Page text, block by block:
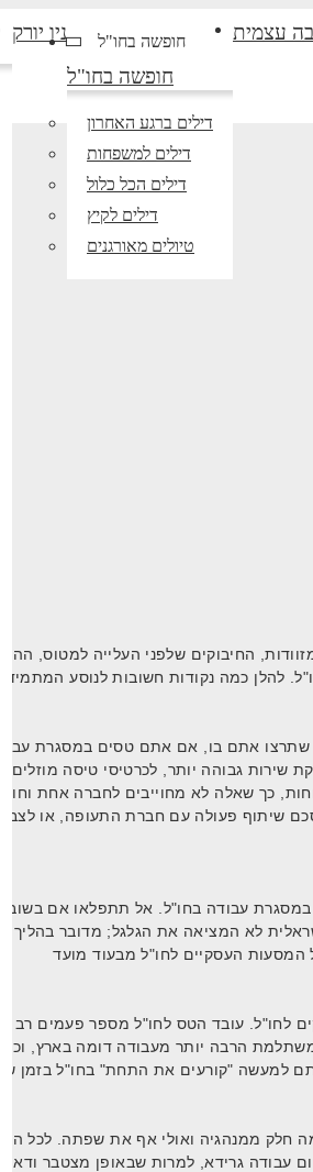
ניו יורק חופשה בחו"ל
חופשה בחו"ל
דילים ברגע האחרון
דילים למשפחות
דילים הכל כלול
דילים לקיץ
טיולים מאורגנים
עצמית
החיבוקים שלפני העלייה
אתם בו, אם אתם טסים במסגרת
שירות גבוהה יותר, לכרטיסי טיסה
כך שאלה לא מחוייבים לחברה אחת
שיתוף פעולה עם חברת התעופה, או
במסגרת עבודה בחו"ל. אל תתפלאו אם
לא המציאה את הגלגל; מדובר בהליך
לחו"ל. עובד הטס לחו"ל מספר פעמים
הרבה יותר מעבודה דומה בארץ,
מה חלק ממנהגיה ואולי אף את שפתה.
עבודה גרידא, למרות שבאופן